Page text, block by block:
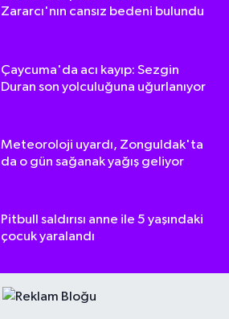
Zararcı'nın cansız bedeni bulundu
Çaycuma'da acı kayıp: Sezgin
Duran son yolculuğuna uğurlanıyor
Meteoroloji uyardı, Zonguldak'ta
da o gün sağanak yağış geliyor
Pitbull saldırısı anne ile 5 yaşındaki
çocuk yaralandı